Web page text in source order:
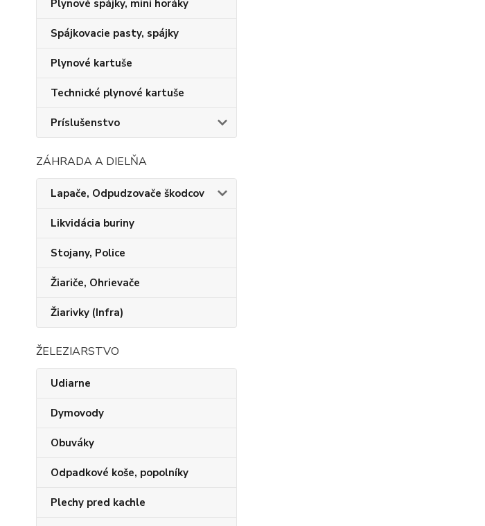
Plynové spájky, mini horáky
Spájkovacie pasty, spájky
Plynové kartuše
Technické plynové kartuše
Príslušenstvo
ZÁHRADA A DIELŇA
Lapače, Odpudzovače škodcov
Likvidácia buriny
Stojany, Police
Žiariče, Ohrievače
Žiarivky (Infra)
ŽELEZIARSTVO
Udiarne
Dymovody
Obuváky
Odpadkové koše, popolníky
Plechy pred kachle